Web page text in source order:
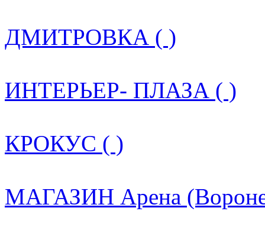
ДМИТРОВКА ( )
ИНТЕРЬЕР- ПЛАЗА ( )
КРОКУС ( )
МАГАЗИН Арена